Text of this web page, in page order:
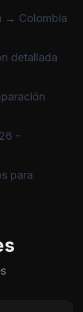
→ Colombia
detallada
-
para